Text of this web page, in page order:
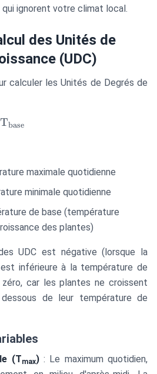
ignorent votre climat local.
des Unités de
(UDC)
calculer les Unités de Degrés de
=
Tbase
maximale quotidienne
minimale quotidienne
de base (température
des plantes)
UDC est négative (lorsque la
inférieure à la température de
car les plantes ne croissent
de leur température de
(Tmax): Le maximum quotidien,